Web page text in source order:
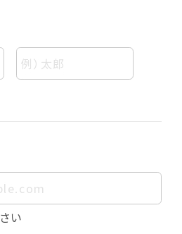
個人に関する情報であっ
る氏名、住所、電話番号、
月日、写真その他の記述等
みでは識別できない場合で
照合することで、結果的に
るものも個人情報に含ま
い